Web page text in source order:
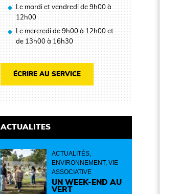
Le mardi et vendredi de 9h00 à
12h00
Le mercredi de 9h00 à 12h00 et
de 13h00 à 16h30
ÉCRIRE AU SERVICE
ACTUALITES
ACTUALITÉS,
ENVIRONNEMENT, VIE
ASSOCIATIVE
UN WEEK-END AU
VERT